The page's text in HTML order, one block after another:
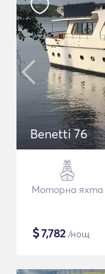
Benetti 76
Моторна яхта
$7,782/нощ